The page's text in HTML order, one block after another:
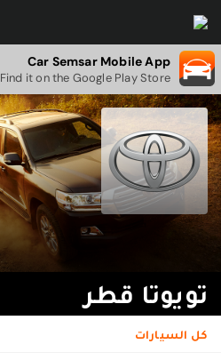
Car Semsar Mobile App
Find it on the Google Play Store.
تويوتا قطر
كل السيارات